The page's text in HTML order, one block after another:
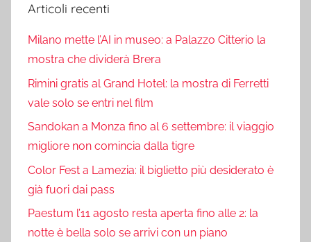
Articoli recenti
Milano mette l’AI in museo: a Palazzo Citterio la
mostra che dividerà Brera
Rimini gratis al Grand Hotel: la mostra di Ferretti
vale solo se entri nel film
Sandokan a Monza fino al 6 settembre: il viaggio
migliore non comincia dalla tigre
Color Fest a Lamezia: il biglietto più desiderato è
già fuori dai pass
Paestum l’11 agosto resta aperta fino alle 2: la
notte è bella solo se arrivi con un piano